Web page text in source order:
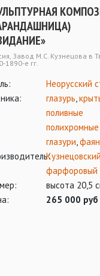
Завод М.С. Кузнецова в
1890-е гг.
Неорусский
глазурь,
поливные
полихромные
глазури,
Кузнецовский
фарфоровый
высота 20,5
265 000 руб